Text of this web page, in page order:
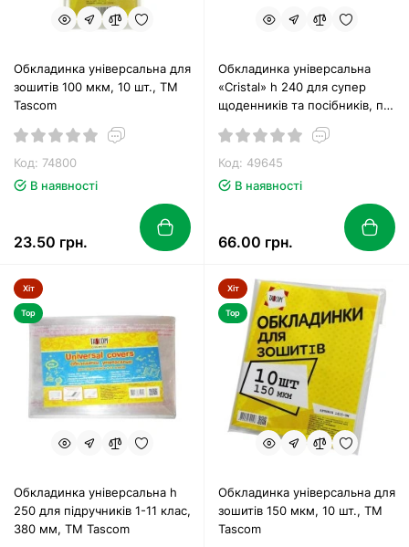
Обкладинка універсальна для
зошитів 100 мкм, 10 шт., ТМ
Tascom
Код: 74800
В наявності
23.50 грн.
Обкладинка універсальна
«Cristal» h 240 для супер
щоденників та посібників, п/е
Код: 49645
В наявності
66.00 грн.
Хіт
Top
Обкладинка універсальна h
250 для підручників 1-11 клас,
380 мм, ТМ Tascom
Хіт
Top
Обкладинка універсальна для
зошитів 150 мкм, 10 шт., ТМ
Tascom